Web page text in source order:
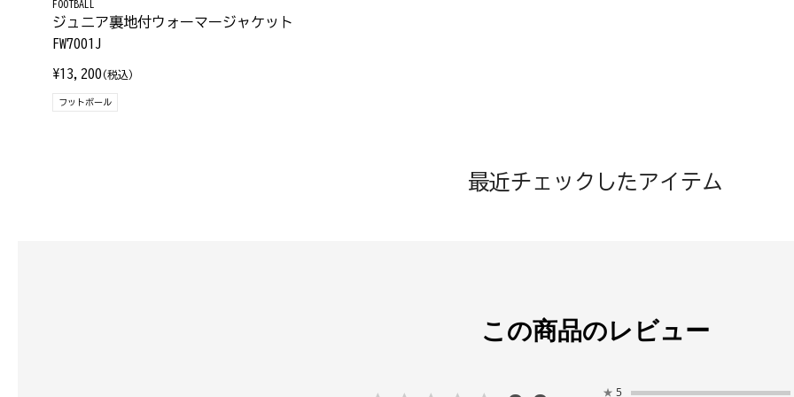
FOOTBALL
ジュニア裏地付ウォーマージャケット
FW7001J
¥13,200 (税込)
フットボール
最近チェックしたアイテム
この商品のレビュー
★ 5